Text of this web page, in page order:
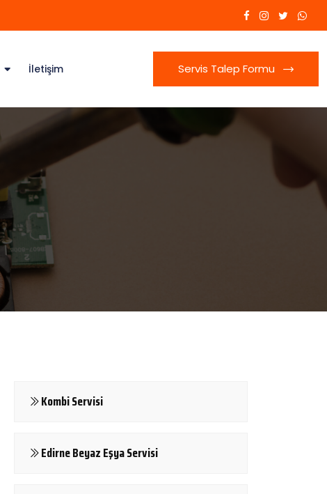
İletişim Servis Talep Formu
Kombi Servisi
Edirne Beyaz Eşya Servisi